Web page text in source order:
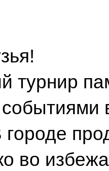
турнир
городе
во